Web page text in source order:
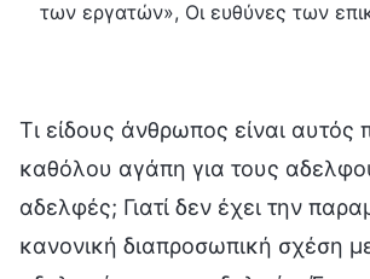
των εργατών», Οι ευθύνες των
Τι είδους άνθρωπος είναι αυτός
καθόλου αγάπη για τους
αδελφές; Γιατί δεν έχει την
κανονική διαπροσωπική σχέση